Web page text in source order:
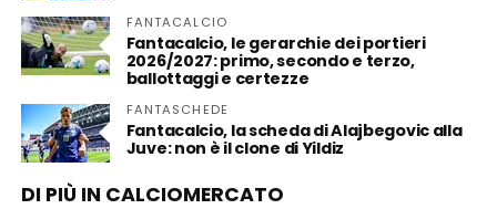
FANTACALCIO
Fantacalcio, le gerarchie dei portieri
2026/2027: primo, secondo e terzo,
ballottaggi e certezze
FANTASCHEDE
Fantacalcio, la scheda di Alajbegovic alla
Juve: non è il clone di Yildiz
DI PIÙ IN CALCIOMERCATO